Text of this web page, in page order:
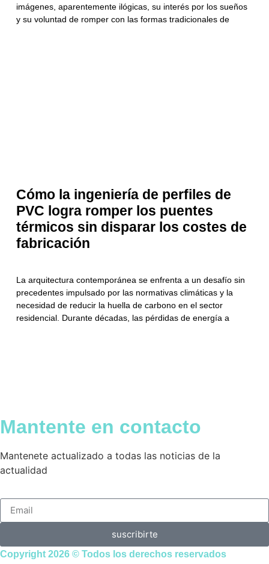
imágenes, aparentemente ilógicas, su interés por los sueños
y su voluntad de romper con las formas tradicionales de
Cómo la ingeniería de perfiles de
PVC logra romper los puentes
térmicos sin disparar los costes de
fabricación
La arquitectura contemporánea se enfrenta a un desafío sin
precedentes impulsado por las normativas climáticas y la
necesidad de reducir la huella de carbono en el sector
residencial. Durante décadas, las pérdidas de energía a
Mantente en contacto
Mantenete actualizado a todas las noticias de la
actualidad
suscribirte
Copyright 2026 © Todos los derechos reservados